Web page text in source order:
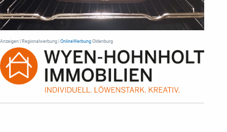
Anzeigen | Regionalwerbung | OnlineWerbung Oldenburg